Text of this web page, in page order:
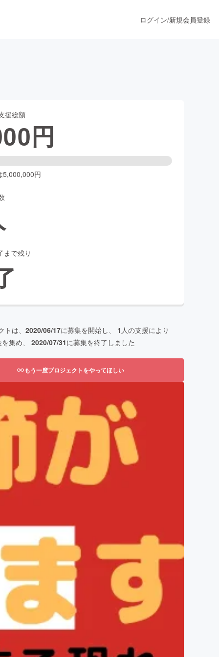
ログイン/新規会員登録
援総額
円
5,000,000円
まで残り
は、 2020/06/17に募集を開始し、 1 人の支援により
集め、 2020/07/31に募集を終了しました
もう一度プロジェクトをやってほしい